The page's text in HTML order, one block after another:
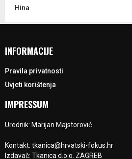
Hina
INFORMACIJE
Pravila privatnosti
Uvjeti korištenja
IMPRESSUM
Urednik: Marijan Majstorović
Kontakt: tkanica@hrvatski-fokus.hr
Izdavač: Tkanica d.o.o. ZAGREB